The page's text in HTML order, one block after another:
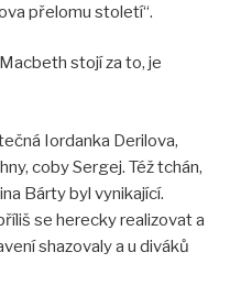
přelomu století“.
stojí za to, je
Iordanka Derilova,
coby Sergej. Též tchán,
Bárty byl vynikající.
se herecky realizovat a
shazovaly a u diváků